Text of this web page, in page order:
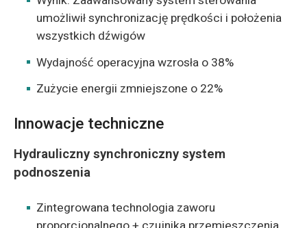
umożliwił synchronizację prędkości i położenia
wszystkich dźwigów
Wydajność operacyjna wzrosła o 38%
Zużycie energii zmniejszone o 22%
Innowacje techniczne
Hydrauliczny synchroniczny system
podnoszenia
Zintegrowana technologia zaworu